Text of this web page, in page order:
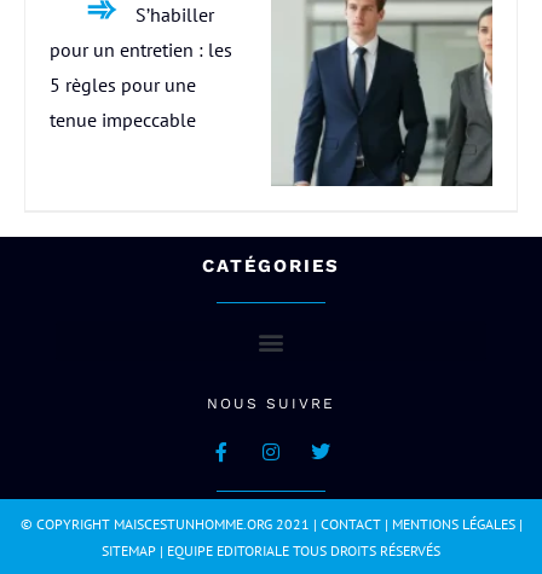
S’habiller
pour un entretien : les
5 règles pour une
tenue impeccable
CATÉGORIES
NOUS SUIVRE
© COPYRIGHT MAISCESTUNHOMME.ORG 2021 | CONTACT| MENTIONS LÉGALES|
SITEMAP | EQUIPE EDITORIALE TOUS DROITS RÉSERVÉS